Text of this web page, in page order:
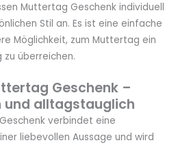
Muttertag Geschenk individuell
Stil an. Es ist eine einfache
Möglichkeit, zum Muttertag ein
zu überreichen.
Geschenk –
und alltagstauglich
verbindet eine
liebevollen Aussage und wird